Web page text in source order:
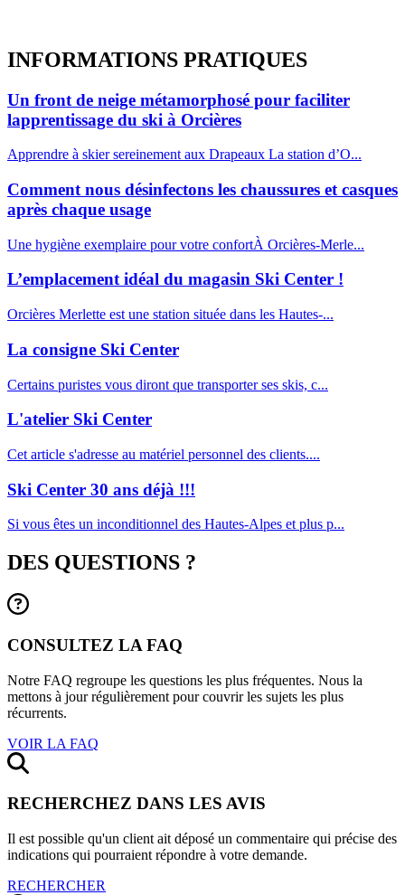
INFORMATIONS PRATIQUES
Un front de neige métamorphosé pour faciliter
lapprentissage du ski à Orcières
Apprendre à skier sereinement aux Drapeaux La station d’O...
Comment nous désinfectons les chaussures et casques
après chaque usage
Une hygiène exemplaire pour votre confortÀ Orcières-Merle...
L’emplacement idéal du magasin Ski Center !
Orcières Merlette est une station située dans les Hautes-...
La consigne Ski Center
Certains puristes vous diront que transporter ses skis, c...
L'atelier Ski Center
Cet article s'adresse au matériel personnel des clients....
Ski Center 30 ans déjà !!!
Si vous êtes un inconditionnel des Hautes-Alpes et plus p...
DES QUESTIONS ?
CONSULTEZ LA FAQ
Notre FAQ regroupe les questions les plus fréquentes. Nous la
mettons à jour régulièrement pour couvrir les sujets les plus
récurrents.
VOIR LA FAQ
RECHERCHEZ DANS LES AVIS
Il est possible qu'un client ait déposé un commentaire qui précise des
indications qui pourraient répondre à votre demande.
RECHERCHER